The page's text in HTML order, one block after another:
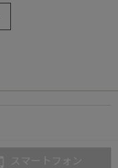
スマートフォン